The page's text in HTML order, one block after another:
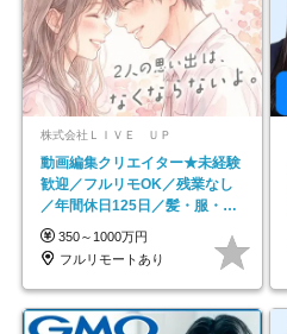
株式会社ＬＩＶＥ ＵＰ
動画編集クリエイター★未経験
歓迎／フルリモOK／残業なし
／年間休日125日／髪・服・ネ
イル自由／研修充実で安心
350～1000万円
フルリモートあり